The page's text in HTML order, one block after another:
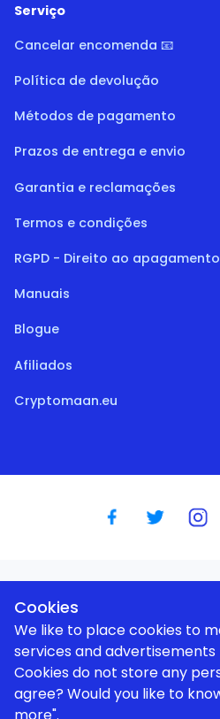
Serviço
Cancelar encomenda 📧
Política de devolução
Métodos de pagamento
Prazos de entrega e envio
Garantia e reclamações
Termos e condições
RGPD - Direito ao
Manuais
Blogue
Afiliados
Cryptomaan.eu
Dutch|English
Utilizamos cookies para
Cookies
We like to place cookies to
services and
Cookies do not store any
agree? Would you like to